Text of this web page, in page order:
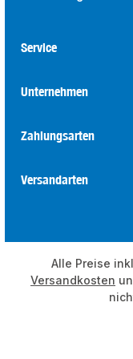
Service
Unternehmen
Zahlungsarten
Versandarten
Alle Preise
Versandkosten